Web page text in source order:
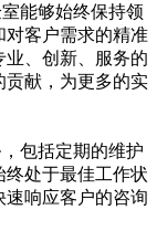
能够始终保持领
对客户需求的精准
、创新、服务的
贡献，为更多的实
包括定期的维护
处于最佳工作状
速响应客户的咨询